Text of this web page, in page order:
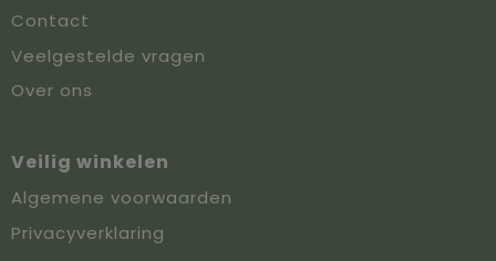
Contact
Veelgestelde vragen
Over ons
Veilig winkelen
Algemene voorwaarden
Privacyverklaring